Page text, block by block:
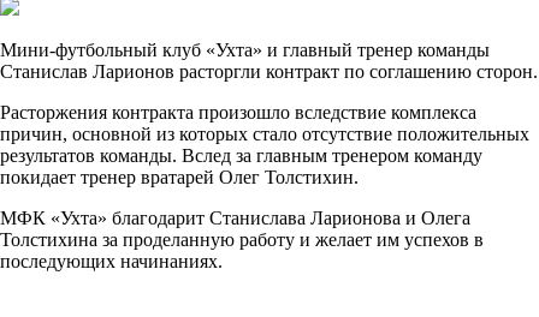
Мини-футбольный клуб «Ухта» и главный тренер команды
Станислав Ларионов расторгли контракт по соглашению сторон.
Расторжения контракта произошло вследствие комплекса
причин, основной из которых стало отсутствие положительных
результатов команды. Вслед за главным тренером команду
покидает тренер вратарей Олег Толстихин.
МФК «Ухта» благодарит Станислава Ларионова и Олега
Толстихина за проделанную работу и желает им успехов в
последующих начинаниях.